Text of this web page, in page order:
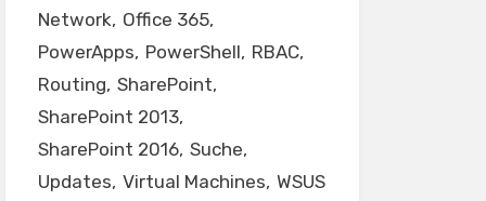
Network Office 365
PowerApps PowerShell RBAC
Routing SharePoint
SharePoint 2013
SharePoint 2016 Suche
Updates Virtual Machines WSUS